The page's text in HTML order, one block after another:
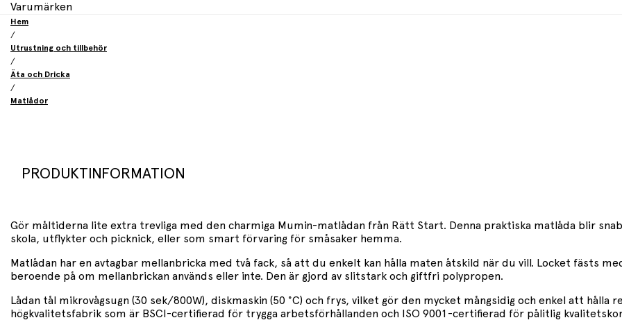
Varumärken
Hem
/
Utrustning och tillbehör
/
Äta och Dricka
/
Matlådor
PRODUKTINFORMATION
Gör måltiderna lite extra trevliga med den charmiga Mumin-matlådan från Rätt Start. Denna praktiska matlåda blir
skola, utflykter och picknick, eller som smart förvaring för småsaker hemma.
Matlådan har en avtagbar mellanbricka med två fack, så att du enkelt kan hålla maten åtskild när du vill. Locket fästs
beroende på om mellanbrickan används eller inte. Den är gjord av slitstark och giftfri polypropen.
Lådan tål mikrovågsugn (30 sek/800W), diskmaskin (50 °C) och frys, vilket gör den mycket mångsidig och enkel att
högkvalitetsfabrik som är BSCI-certifierad för trygga arbetsförhållanden och ISO 9001-certifierad för pålitlig